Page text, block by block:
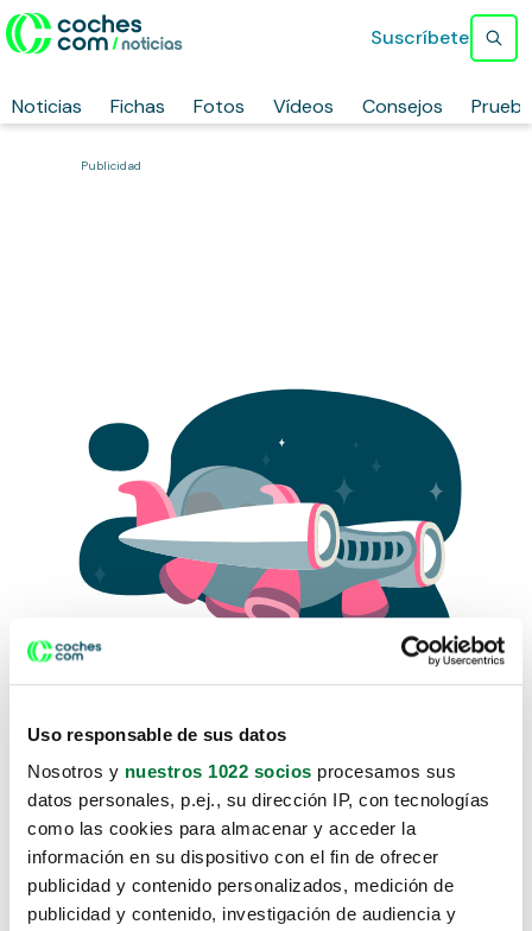
Uso responsable de sus datos
Nosotros y nuestros 1022 socios procesamos sus
datos personales, p.ej., su dirección IP, con tecnologías
como las cookies para almacenar y acceder la
información en su dispositivo con el fin de ofrecer
publicidad y contenido personalizados, medición de
publicidad y contenido, investigación de audiencia y
Noticias Fichas Fotos Vídeos Consejos
Suscríbete
Publicidad
Lo sentimos, no sabemos como
te hemos traido hasta aquí.